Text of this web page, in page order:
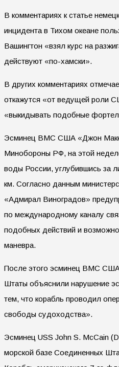
В комментариях к статье
инцидента в Тихом океане
Вашингтон «взял курс на
действуют «по-хамски».
В других комментариях
откажутся «от ведущей роли
«выкидывать подобные
Эсминец ВМС США «Джон
Минобороны РФ, на этой
воды России, углубившись за
км. Согласно данным
«Адмирал Виноградов»
по международному каналу
подобных действий и
маневра.
После этого эсминец ВМС
Штаты объяснили нарушение
тем, что корабль проводил
свободы судоходства».
Эсминец USS John S. McCain
морской базе Соединенных